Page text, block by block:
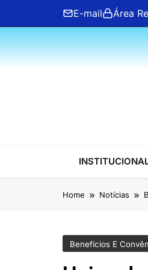
content
E-mail Área
Home Notícias
Benefícios E